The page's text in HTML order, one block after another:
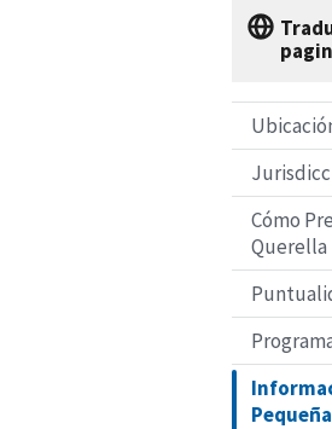
Cómo
Querella